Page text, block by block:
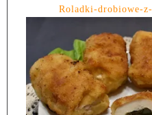
Roladki-drobiowe-